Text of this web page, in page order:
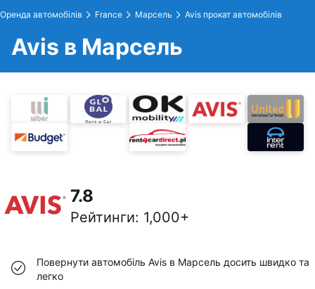
Оренда автомобілів France Марсель Avis прокат автомобілів
Avis в Марсель
7.8
Рейтинги: 1,000+
Повернути автомобіль Avis в Марсель досить швидко та
легко